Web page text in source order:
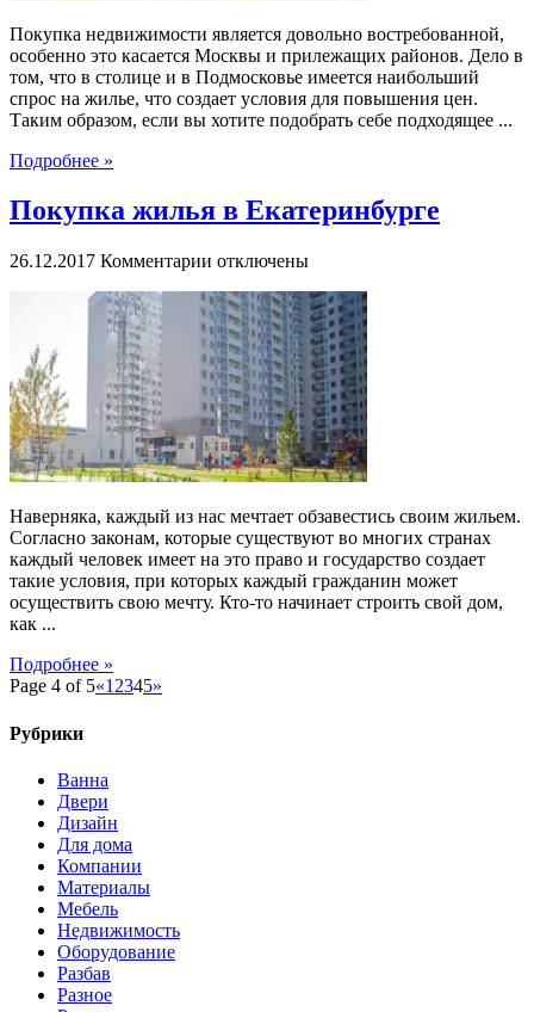
Покупка недвижимости является довольно востребованной,
особенно это касается Москвы и прилежащих районов. Дело в
том, что в столице и в Подмосковье имеется наибольший
спрос на жилье, что создает условия для повышения цен.
Таким образом, если вы хотите подобрать себе подходящее ...
Подробнее »
Покупка жилья в Екатеринбурге
26.12.2017 Комментарии к
Покупка
жилья
в
Екатеринбурге
отключены
Наверняка, каждый из нас мечтает обзавестись своим жильем.
Согласно законам, которые существуют во многих странах
каждый человек имеет на это право и государство создает
такие условия, при которых каждый гражданин может
осуществить свою мечту. Кто-то начинает строить свой дом,
как ...
Подробнее »
Page 4 of 5«1 2345»
Рубрики
Ванна
Двери
Дизайн
Для дома
Компании
Материалы
Мебель
Недвижимость
Оборудование
Разбав
Разное